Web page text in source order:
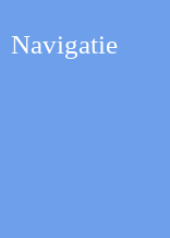
Navigatie